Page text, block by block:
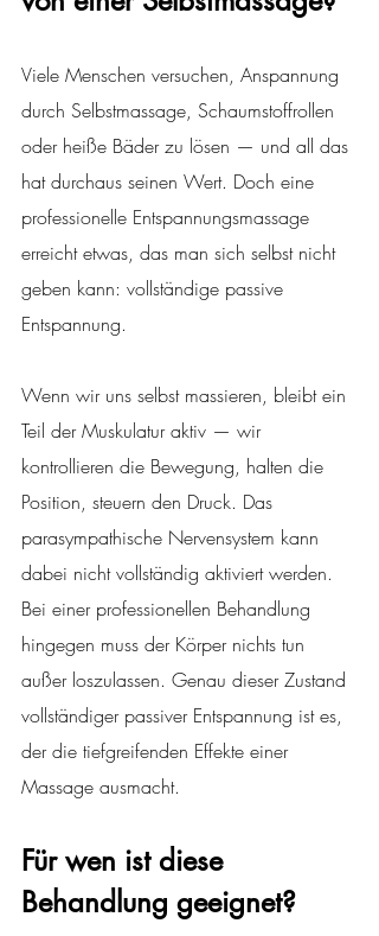
Viele Menschen versuchen, Anspannung
durch Selbstmassage, Schaumstoffrollen
oder heiße Bäder zu lösen — und all das
hat durchaus seinen Wert. Doch eine
professionelle Entspannungsmassage
erreicht etwas, das man sich selbst nicht
geben kann: vollständige passive
Entspannung.
Wenn wir uns selbst massieren, bleibt ein
Teil der Muskulatur aktiv — wir
kontrollieren die Bewegung, halten die
Position, steuern den Druck. Das
parasympathische Nervensystem kann
dabei nicht vollständig aktiviert werden.
Bei einer professionellen Behandlung
hingegen muss der Körper nichts tun
außer loszulassen. Genau dieser Zustand
vollständiger passiver Entspannung ist es,
der die tiefgreifenden Effekte einer
Massage ausmacht.
Für wen ist diese
Behandlung geeignet?